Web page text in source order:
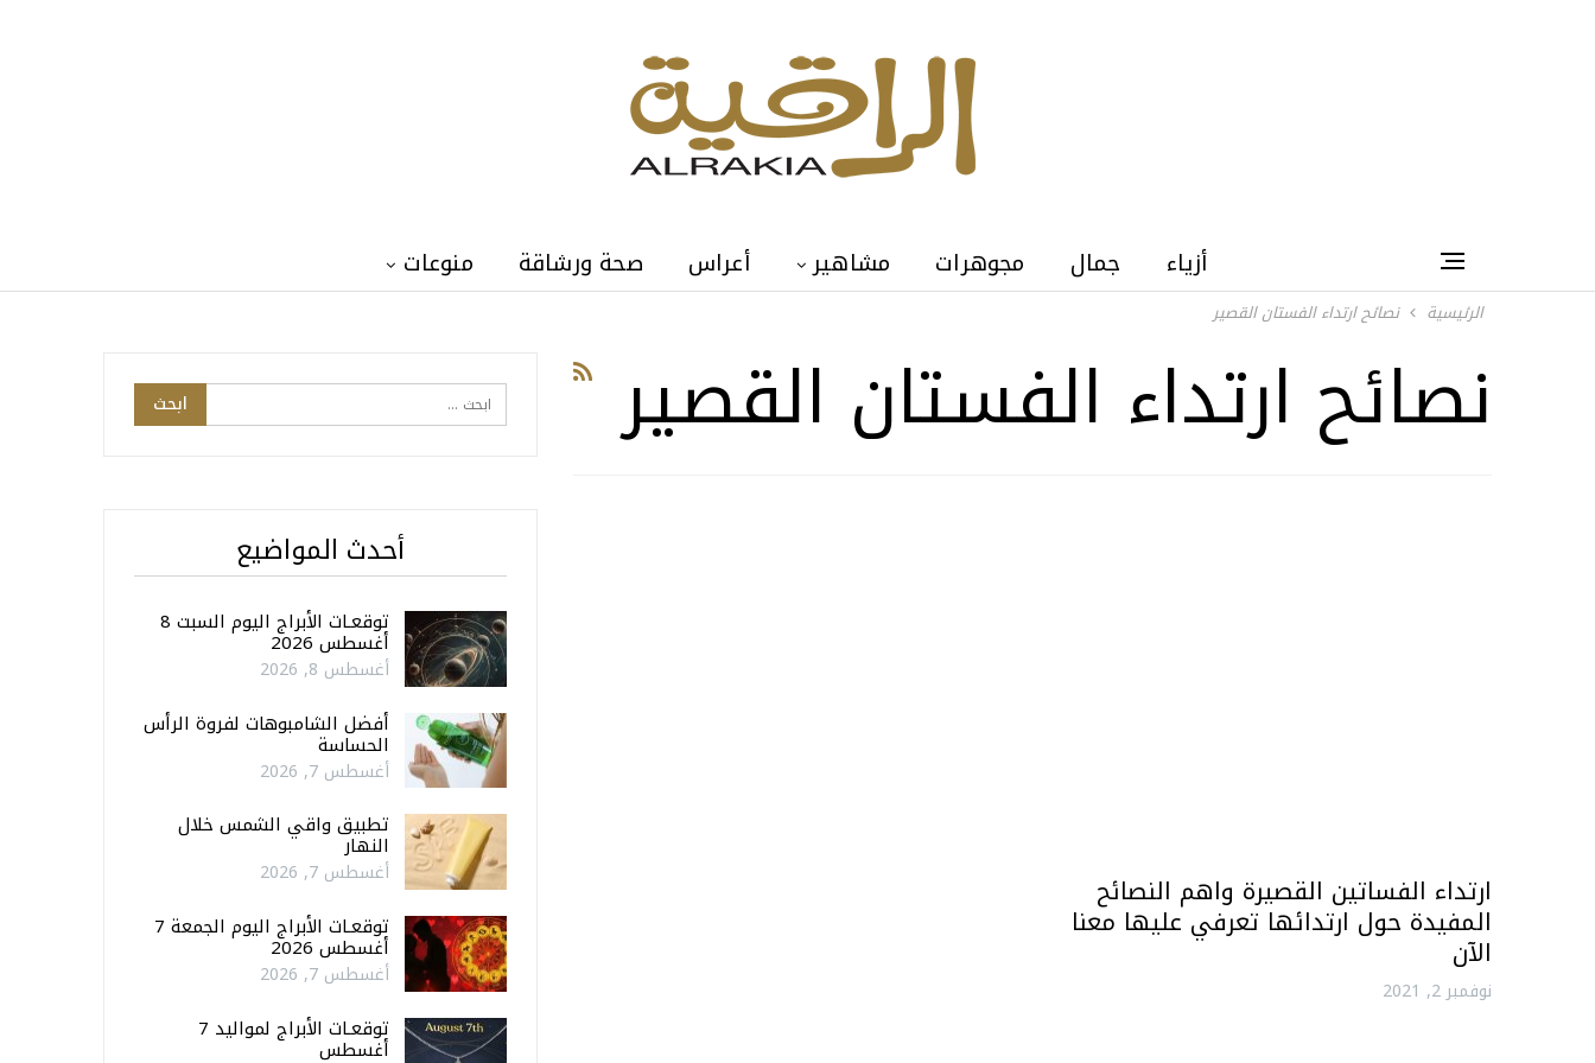
أزياء جمال مجوهرات مشاهير أعراس صحة ورشاقة منوعات
الرئيسية نصائح ارتداء الفستان القصير
نصائح ارتداء الفستان القصير
ارتداء الفساتين القصيرة واهم النصائح
المفيدة حول ارتدائها تعرفي عليها معنا
الآن
نوفمبر 2, 2021
أحدث المواضيع
توقعـات الأبراج اليوم السبت 8
أغسطس 2026
أغسطس 8, 2026
أفضل الشامبوهات لفروة الرأس
الحساسة
أغسطس 7, 2026
تطبيق واقي الشمس خلال
النهار
أغسطس 7, 2026
توقعـات الأبراج اليوم الجمعة 7
أغسطس 2026
أغسطس 7, 2026
توقعـات الأبراج لمواليد 7
أغسطس